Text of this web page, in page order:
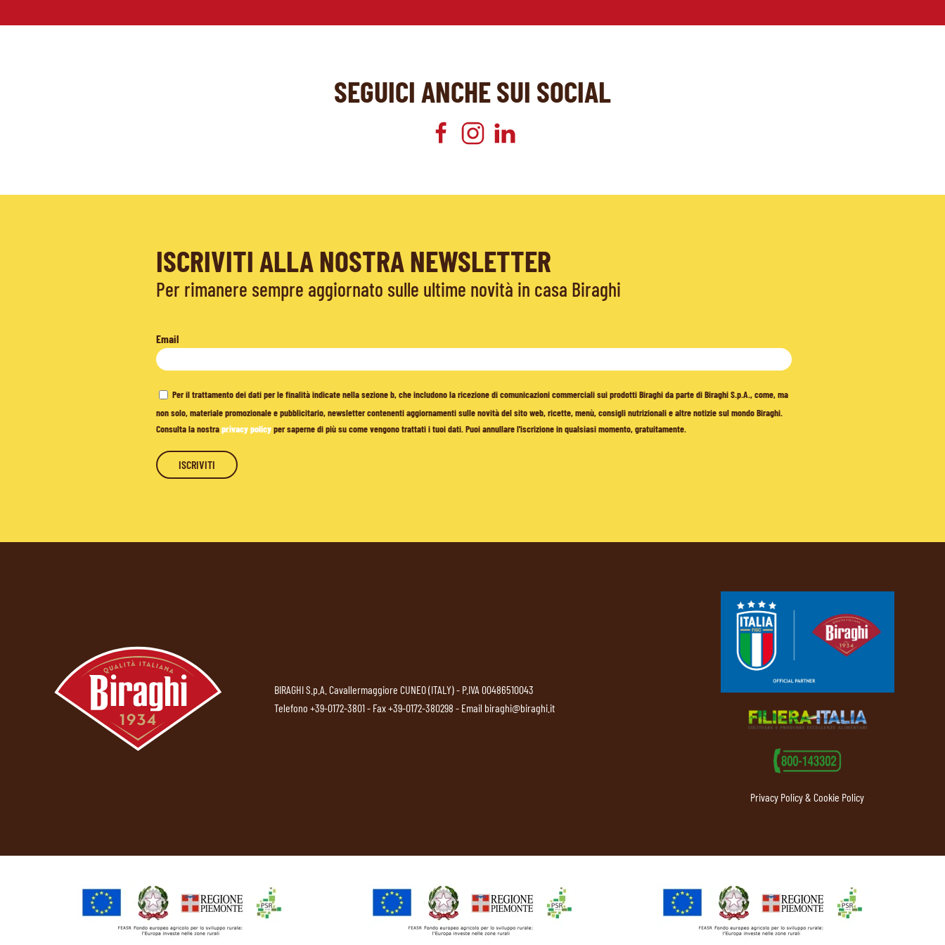
SEGUICI ANCHE SUI SOCIAL
ISCRIVITI ALLA NOSTRA NEWSLETTER
Per rimanere sempre aggiornato sulle ultime novità in casa Biraghi
Email
Per il trattamento dei dati per le finalità indicate nella sezione b, che includono la ricezione di comunicazioni commerciali sui prodotti Biraghi da parte di Biraghi S.p.A., come, ma
non solo, materiale promozionale e pubblicitario, newsletter contenenti aggiornamenti sulle novità del sito web, ricette, menù, consigli nutrizionali e altre notizie sul mondo Biraghi.
Consulta la nostraprivacy policyper saperne di più su come vengono trattati i tuoi dati. Puoi annullare l'iscrizione in qualsiasi momento, gratuitamente.
BIRAGHI S.p.A. Cavallermaggiore CUNEO (ITALY) - P.IVA 00486510043
Telefono +39-0172-3801- Fax +39-0172-380298 - Email biraghi@biraghi.it
Privacy Policy & Cookie Policy